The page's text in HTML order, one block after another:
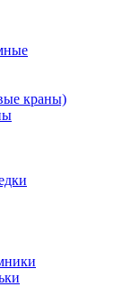
краны)